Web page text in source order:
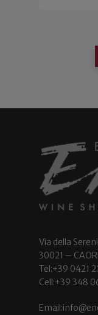
Via della
30021 –
Tel:+39 0421
Cell:+39 348